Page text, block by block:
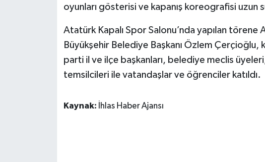
oyunları gösterisi ve kapanış koreografisi uzun
Atatürk Kapalı Spor Salonu’nda yapılan törene
Büyükşehir Belediye Başkanı Özlem Çerçioğlu,
parti il ve ilçe başkanları, belediye meclis
temsilcileri ile vatandaşlar ve öğrenciler katıldı.
Kaynak: İhlas Haber Ajansı